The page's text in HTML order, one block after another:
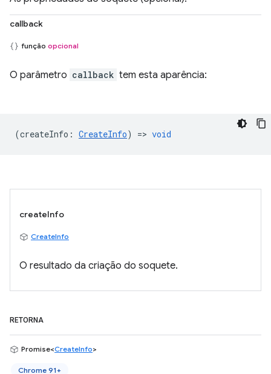
callback
função opcional
O parâmetro callback tem esta aparência:
(createInfo : CreateInfo) => void
createInfo
CreateInfo
O resultado da criação do soquete.
RETORNA
Promise<CreateInfo>
Chrome 91+